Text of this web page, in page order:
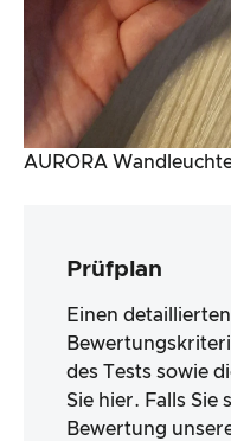
AURORA
Prüfplan
Einen
des Tests sowie
Sie hier. Falls Sie
Bewertung